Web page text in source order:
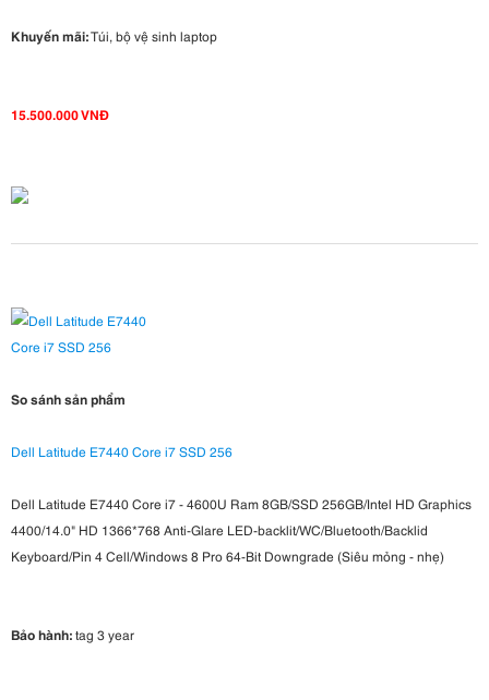
Khuyến mãi:Túi, bộ vệ sinh laptop
15.500.000 VNĐ
So sánh sản phẩm
Dell Latitude E7440 Core i7 SSD 256
Dell Latitude E7440 Core i7 - 4600U Ram 8GB/SSD 256GB/Intel HD Graphics
4400/14.0" HD 1366*768 Anti-Glare LED-backlit/WC/Bluetooth/Backlid
Keyboard/Pin 4 Cell/Windows 8 Pro 64-Bit Downgrade (Siêu mỏng - nhẹ)
Bảo hành:tag 3 year